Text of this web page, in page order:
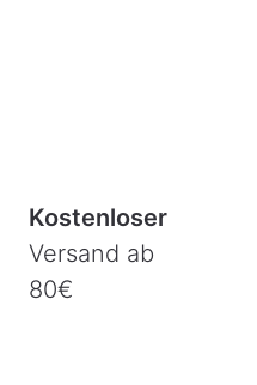
Kostenloser
Versand ab
80€